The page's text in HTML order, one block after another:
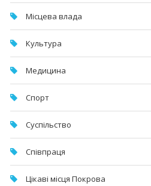
Місцева влада
Культура
Медицина
Спорт
Суспільство
Співпраця
Цікаві місця Покрова